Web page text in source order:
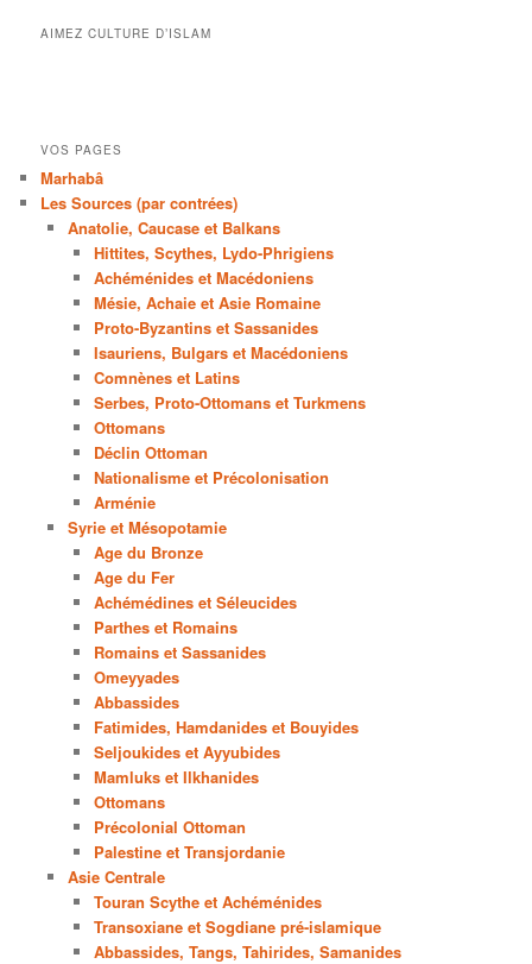
AIMEZ CULTURE D’ISLAM
VOS PAGES
Marhabâ
Les Sources (par contrées)
Anatolie, Caucase et Balkans
Hittites, Scythes, Lydo-Phrigiens
Achéménides et Macédoniens
Mésie, Achaie et Asie Romaine
Proto-Byzantins et Sassanides
Isauriens, Bulgars et Macédoniens
Comnènes et Latins
Serbes, Proto-Ottomans et Turkmens
Ottomans
Déclin Ottoman
Nationalisme et Précolonisation
Arménie
Syrie et Mésopotamie
Age du Bronze
Age du Fer
Achémédines et Séleucides
Parthes et Romains
Romains et Sassanides
Omeyyades
Abbassides
Fatimides, Hamdanides et Bouyides
Seljoukides et Ayyubides
Mamluks et Ilkhanides
Ottomans
Précolonial Ottoman
Palestine et Transjordanie
Asie Centrale
Touran Scythe et Achéménides
Transoxiane et Sogdiane pré-islamique
Abbassides, Tangs, Tahirides, Samanides